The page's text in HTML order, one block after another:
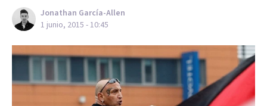
Jonathan García-Allen
1 junio, 2015 - 10:45